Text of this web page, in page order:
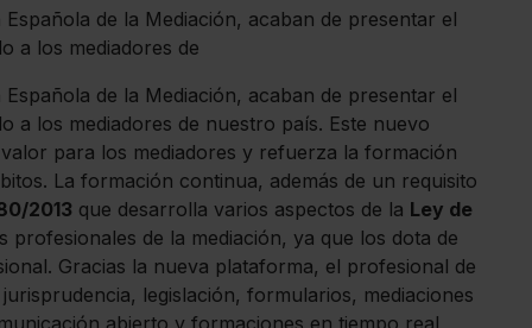
de la Mediación, acaban de presentar el
a los mediadores de
de la Mediación, acaban de presentar el
a los mediadores de nuestro país. Este nuevo
para los mediadores y refuerza la formación
La formación continua, además de un requisito
2013 que desarrolla varios aspectos de la Ley de
de la mediación, ya que los dota de
Gracias la nueva plataforma, el profesional de
legislación, formularios, mediaciones
abierto y formaciones en tiempo real